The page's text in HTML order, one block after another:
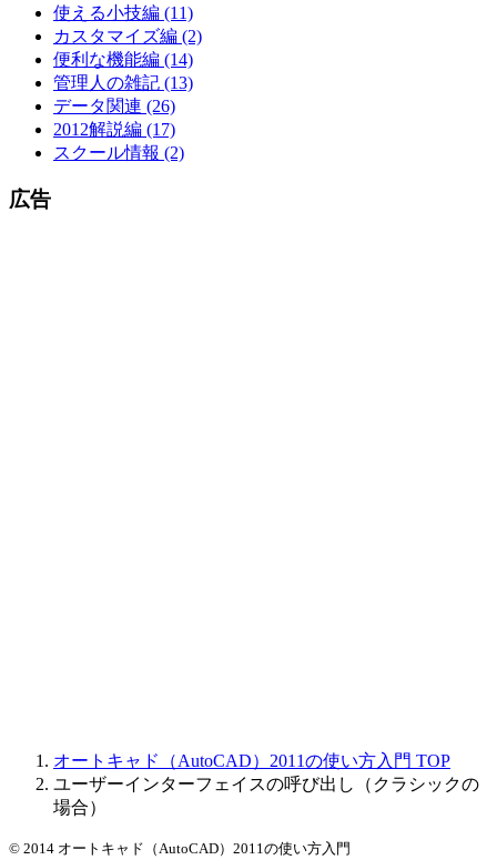
使える小技編 (11)
カスタマイズ編 (2)
便利な機能編 (14)
管理人の雑記 (13)
データ関連 (26)
2012解説編 (17)
スクール情報 (2)
広告
オートキャド（AutoCAD）2011の使い方入門 TOP
ユーザーインターフェイスの呼び出し（クラシックの
場合）
© 2014 オートキャド（AutoCAD）2011の使い方入門